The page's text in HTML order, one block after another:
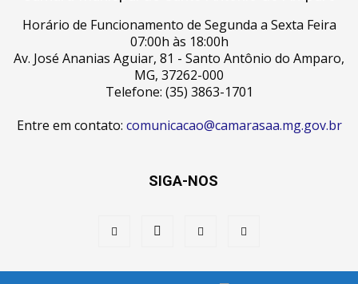
Horário de Funcionamento de Segunda a Sexta Feira
07:00h às 18:00h
Av. José Ananias Aguiar, 81 - Santo Antônio do Amparo,
MG, 37262-000
Telefone: (35) 3863-1701
Entre em contato: comunicacao@camarasaa.mg.gov.br
SIGA-NOS